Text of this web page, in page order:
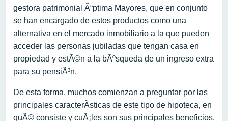
gestora patrimonial Ã“ptima Mayores, que en conjunto
se han encargado de estos productos como una
alternativa en el mercado inmobiliario a la que pueden
acceder las personas jubiladas que tengan casa en
propiedad y estÃ©n a la bÃºsqueda de un ingreso extra
para su pensiÃ³n.
De esta forma, muchos comienzan a preguntar por las
principales caracterÃ­sticas de este tipo de hipoteca, en
quÃ© consiste y cuÃ¡les son sus principales beneficios,